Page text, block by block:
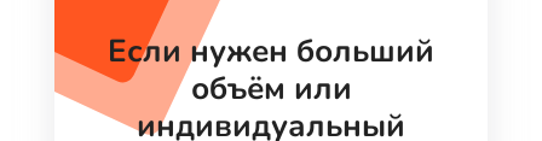
Если нужен больший
объём или
индивидуальный